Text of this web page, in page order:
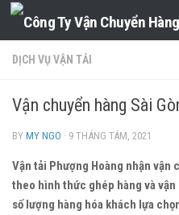
Skip to content
DỊCH VỤ VẬN TẢI
Vận chuyển hàng Sài
BY MY NGO · 9 THÁNG TÁM, 2021
Vận tải Phượng Hoàng nhận vận
theo hình thức ghép hàng và
số lượng hàng hóa khách lựa